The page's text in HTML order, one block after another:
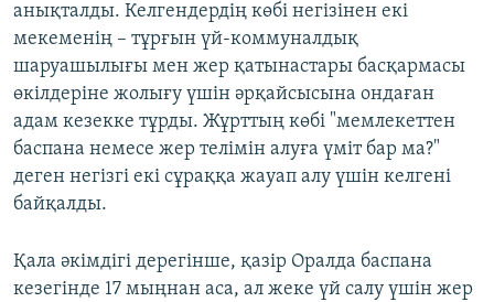
анықталды. Келгендердің көбі негізінен екі
мекеменің – тұрғын үй-коммуналдық
шаруашылығы мен жер қатынастары басқармасы
өкілдеріне жолығу үшін әрқайсысына ондаған
адам кезекке тұрды. Жұрттың көбі "мемлекеттен
баспана немесе жер телімін алуға үміт бар ма?"
деген негізгі екі сұраққа жауап алу үшін келгені
байқалды.
Қала әкімдігі дерегінше, қазір Оралда баспана
кезегінде 17 мыңнан аса, ал жеке үй салу үшін жер